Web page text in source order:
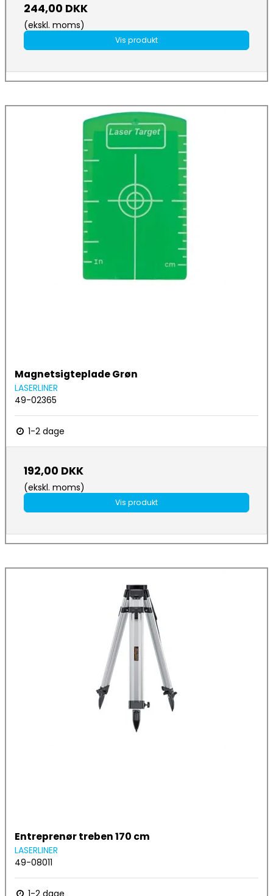
244,00 DKK
(ekskl. moms)
Vis produkt
Magnetsigteplade Grøn
LASERLINER
49-02365
1-2 dage
192,00 DKK
(ekskl. moms)
Vis produkt
Entreprenør treben 170 cm
LASERLINER
49-08011